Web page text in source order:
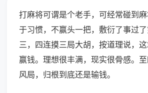
打麻将可谓是个老手，可经常碰到
于习惯，不赢头一把，敷衍了事过了
三，四连摸三局大胡，按道理说，
赢钱。理想很丰满，现实很骨感。
风局，归根到底还是输钱。